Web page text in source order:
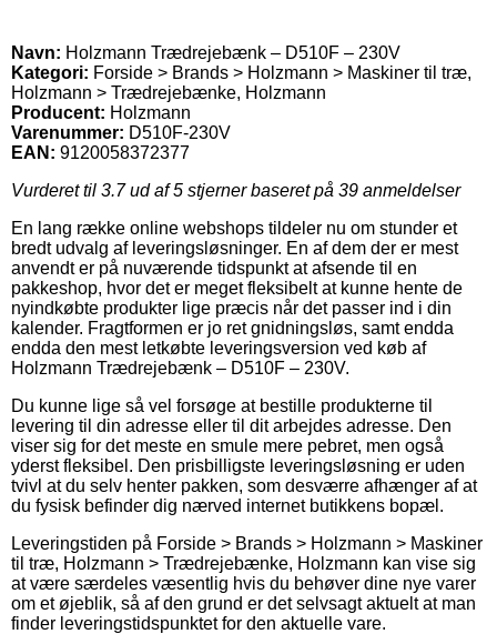
Navn: Holzmann Trædrejebænk – D510F – 230V
Kategori: Forside > Brands > Holzmann > Maskiner til træ,
Holzmann > Trædrejebænke, Holzmann
Producent: Holzmann
Varenummer: D510F-230V
EAN: 9120058372377
Vurderet til 3.7ud af 5 stjerner baseret på 39 anmeldelser
En lang række online webshops tildeler nu om stunder et
bredt udvalg af leveringsløsninger. En af dem der er mest
anvendt er på nuværende tidspunkt at afsende til en
pakkeshop, hvor det er meget fleksibelt at kunne hente de
nyindkøbte produkter lige præcis når det passer ind i din
kalender. Fragtformen er jo ret gnidningsløs, samt endda
endda den mest letkøbte leveringsversion ved køb af
Holzmann Trædrejebænk – D510F – 230V.
Du kunne lige så vel forsøge at bestille produkterne til
levering til din adresse eller til dit arbejdes adresse. Den
viser sig for det meste en smule mere pebret, men også
yderst fleksibel. Den prisbilligste leveringsløsning er uden
tvivl at du selv henter pakken, som desværre afhænger af at
du fysisk befinder dig nærved internet butikkens bopæl.
Leveringstiden på Forside > Brands > Holzmann > Maskiner
til træ, Holzmann > Trædrejebænke, Holzmann kan vise sig
at være særdeles væsentlig hvis du behøver dine nye varer
om et øjeblik, så af den grund er det selvsagt aktuelt at man
finder leveringstidspunktet for den aktuelle vare.